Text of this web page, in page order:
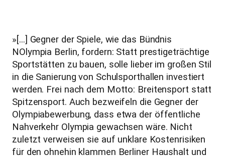
»[…] Gegner der Spiele, wie das Bündnis
NOlympia Berlin, fordern: Statt prestigeträchtige
Sportstätten zu bauen, solle lieber im großen Stil
in die Sanierung von Schulsporthallen investiert
werden. Frei nach dem Motto: Breitensport statt
Spitzensport. Auch bezweifeln die Gegner der
Olympiabewerbung, dass etwa der öffentliche
Nahverkehr Olympia gewachsen wäre. Nicht
zuletzt verweisen sie auf unklare Kostenrisiken
für den ohnehin klammen Berliner Haushalt und